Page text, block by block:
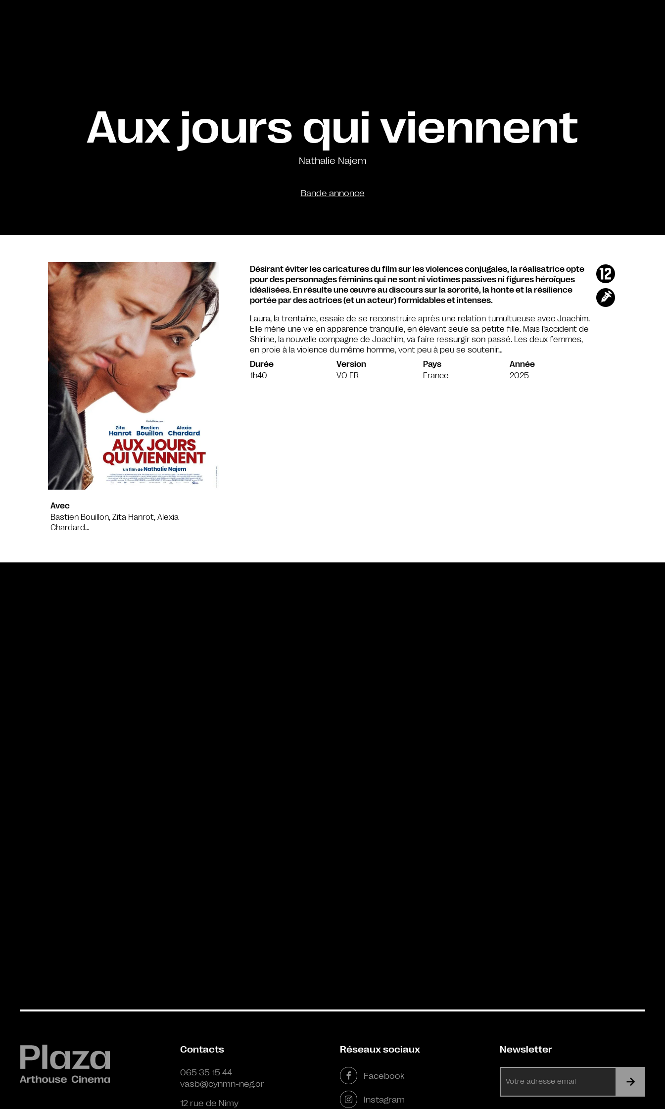
Aux jours qui viennent
Nathalie Najem
Bande annonce
Avec
Bastien Bouillon, Zita Hanrot, Alexia
Chardard…
Désirant éviter les caricatures du film sur les violences conjugales, la réalisatrice opte
pour des personnages féminins qui ne sont ni victimes passives ni figures héroïques
idéalisées. En résulte une œuvre au discours sur la sororité, la honte et la résilience
portée par des actrices (et un acteur) formidables et intenses.
Laura, la trentaine, essaie de se reconstruire après une relation tumultueuse avec Joachim.
Elle mène une vie en apparence tranquille, en élevant seule sa petite fille. Mais l’accident de
Shirine, la nouvelle compagne de Joachim, va faire ressurgir son passé. Les deux femmes,
en proie à la violence du même homme, vont peu à peu se soutenir…
Durée
1h40
Version
VO FR
Pays
France
Année
2025
Contacts
065 35 15 44
vasb@cynmn-neg.or
12 rue de Nimy
Réseaux sociaux
Facebook
Instagram
Newsletter
mail